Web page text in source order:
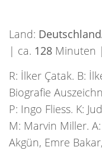
Land:
| ca. 128 Minuten |
R: İlker Çatak. B:
Biografie
P: Ingo Fliess. K:
M: Marvin Miller.
Akgün, Emre